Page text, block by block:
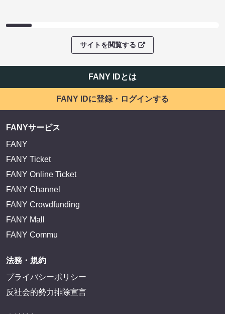
サイトを閲覧する
FANY IDとは
FANY IDに登録・ログインする
FANYサービス
FANY
FANY Ticket
FANY Online Ticket
FANY Channel
FANY Crowdfunding
FANY Mall
FANY Commu
法務・規約
プライバシーポリシー
反社会的勢力排除宣言